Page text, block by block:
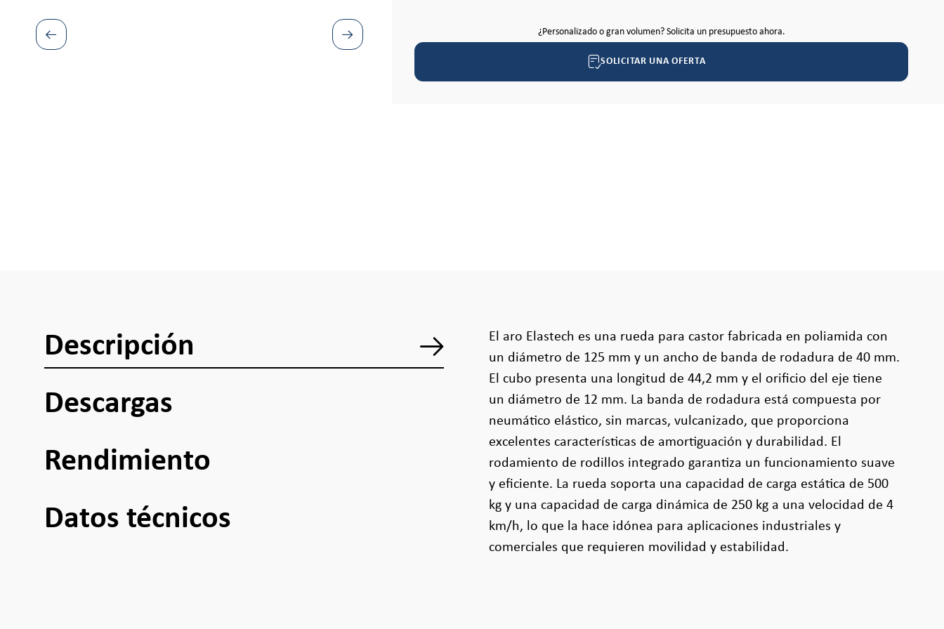
¿Personalizado o gran volumen? Solicita un presupuesto ahora.
SOLICITAR UNA OFERTA
Descripción
Descargas
Rendimiento
Datos técnicos
El aro Elastech es una rueda para castor fabricada en poliamida con
un diámetro de 125 mm y un ancho de banda de rodadura de 40 mm.
El cubo presenta una longitud de 44,2 mm y el orificio del eje tiene
un diámetro de 12 mm. La banda de rodadura está compuesta por
neumático elástico, sin marcas, vulcanizado, que proporciona
excelentes características de amortiguación y durabilidad. El
rodamiento de rodillos integrado garantiza un funcionamiento suave
y eficiente. La rueda soporta una capacidad de carga estática de 500
kg y una capacidad de carga dinámica de 250 kg a una velocidad de 4
km/h, lo que la hace idónea para aplicaciones industriales y
comerciales que requieren movilidad y estabilidad.